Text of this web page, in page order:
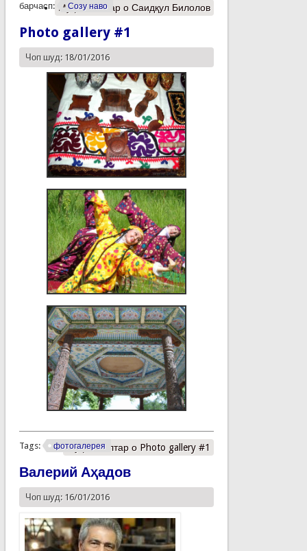
барчасп: Созу наво
Муфассалтар о Саидқул Билолов
Photo gallery #1
Чоп шуд: 18/01/2016
Tags: фотогалерея
Муфассалтар о Photo gallery #1
Валерий Аҳадов
Чоп шуд: 16/01/2016